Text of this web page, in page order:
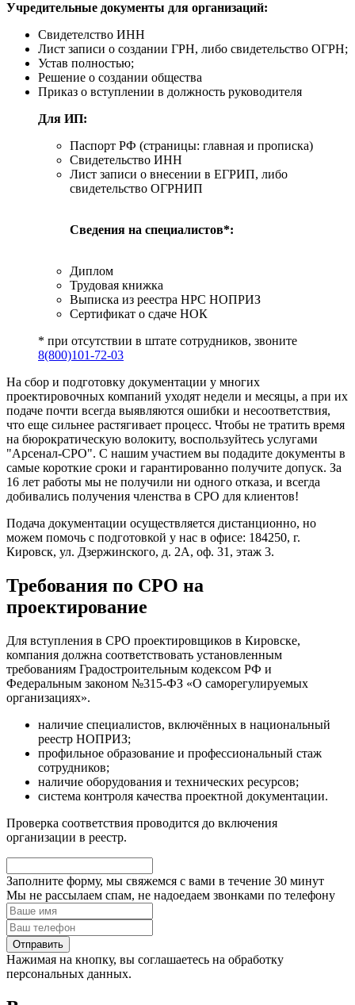
Учредительные документы для организаций:
Свидетелство ИНН
Лист записи о создании ГРН, либо свидетельство ОГРН;
Устав полностью;
Решение о создании общества
Приказ о вступлении в должность руководителя
Для ИП:
Паспорт РФ (страницы: главная и прописка)
Свидетельство ИНН
Лист записи о внесении в ЕГРИП, либо
свидетельство ОГРНИП
Сведения на специалистов*:
Диплом
Трудовая книжка
Выписка из реестра НРС НОПРИЗ
Сертификат о сдаче НОК
* при отсутствии в штате сотрудников, звоните
8(800)101-72-03
На сбор и подготовку документации у многих
проектировочных компаний уходят недели и месяцы, а при их
подаче почти всегда выявляются ошибки и несоответствия,
что еще сильнее растягивает процесс. Чтобы не тратить время
на бюрократическую волокиту, воспользуйтесь услугами
"Арсенал-СРО". С нашим участием вы подадите документы в
самые короткие сроки и гарантированно получите допуск. За
16 лет работы мы не получили ни одного отказа, и всегда
добивались получения членства в СРО для клиентов!
Подача документации осуществляется дистанционно, но
можем помочь с подготовкой у нас в офисе: 184250, г.
Кировск, ул. Дзержинского, д. 2А, оф. 31, этаж 3.
Требования по СРО на
проектирование
Для вступления в СРО проектировщиков в Кировске,
компания должна соответствовать установленным
требованиям Градостроительным кодексом РФ и
Федеральным законом №315-ФЗ «О саморегулируемых
организациях».
наличие специалистов, включённых в национальный
реестр НОПРИЗ;
профильное образование и профессиональный стаж
сотрудников;
наличие оборудования и технических ресурсов;
система контроля качества проектной документации.
Проверка соответствия проводится до включения
организации в реестр.
Заполните форму, мы свяжемся с вами в течение 30 минут
Мы не рассылаем спам, не надоедаем звонками по телефону
Нажимая на кнопку, вы соглашаетесь на обработку
персональных данных.